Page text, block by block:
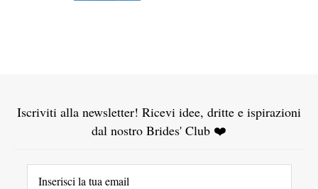
Iscriviti alla newsletter! Ricevi idee, dritte e ispirazioni
dal nostro Brides' Club ❤️